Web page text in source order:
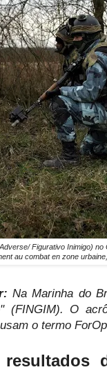
Figurativo Inimigo) no
au combat en zone
Na Marinha do
(FINGIM). O
o termo